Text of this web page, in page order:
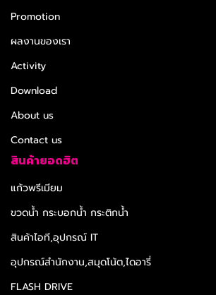
Promotion
ผลงานของเรา
Activity
Download
About us
Contact us
สินค้ายอดฮิต
แก้วพรีเมียม
ขวดน้ำ กระบอกน้ำ กระติกน้ำ
สินค้าไอที,อุปกรณ์ IT
อุปกรณ์สำนักงาน,สมุดโน้ต,ไดอารี่
FLASH DRIVE